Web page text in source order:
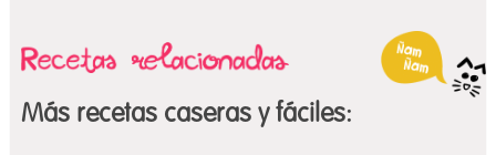
Más recetas caseras y fáciles: